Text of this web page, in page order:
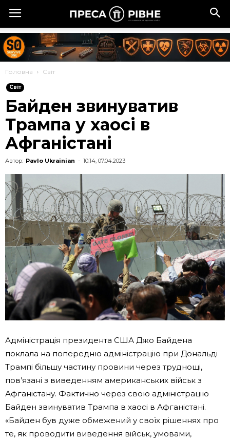
Головна Cвіт
Cвіт
Байден звинуватив
Трампа у хаосі в
Афганістані
Автор: Pavlo Ukrainian - 10:14, 07.04.2023
Адміністрація президента США Джо Байдена
поклала на попередню адміністрацію при Дональді
Трампі більшу частину провини через труднощі,
пов’язані з виведенням американських військ з
Афганістану. Фактично через свою адміністрацію
Байден звинуватив Трампа в хаосі в Афганістані.
«Байден був дуже обмежений у своїх рішеннях про
те, як проводити виведення військ, умовами,